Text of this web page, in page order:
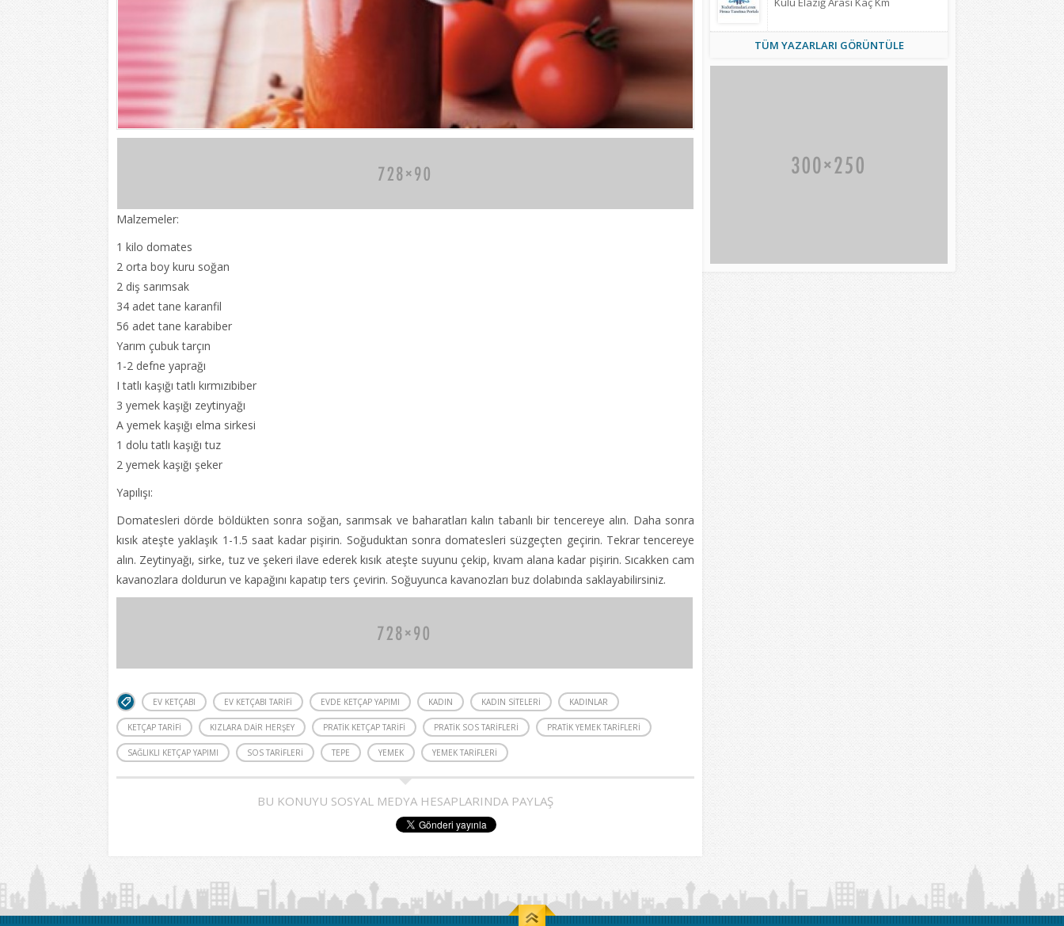
Malzemeler:
1 kilo domates
2 orta boy kuru soğan
2 diş sarımsak
34 adet tane karanfil
56 adet tane karabiber
Yarım çubuk tarçın
1-2 defne yaprağı
I tatlı kaşığı tatlı kırmızıbiber
3 yemek kaşığı zeytinyağı
A yemek kaşığı elma sirkesi
1 dolu tatlı kaşığı tuz
2 yemek kaşığı şeker
Yapılışı:
Domatesleri dörde böldükten sonra soğan, sarımsak ve baharatları kalın tabanlı bir tencereye alın. Daha sonra
kısık ateşte yaklaşık 1-1.5 saat kadar pişirin. Soğuduktan sonra domatesleri süzgeçten geçirin. Tekrar tencereye
alın. Zeytinyağı, sirke, tuz ve şekeri ilave ederek kısık ateşte suyunu çekip, kıvam alana kadar pişirin. Sıcakken cam
kavanozlara doldurun ve kapağını kapatıp ters çevirin. Soğuyunca kavanozları buz dolabında saklayabilirsiniz.
EV KETÇABI EV KETÇABI TARIFI EVDE KETÇAP YAPIMI KADIN KADIN SITELERI KADINLAR
KETÇAP TARIFI KIZLARA DAIR HERŞEY PRATIK KETÇAP TARIFI PRATIK SOS TARIFLERI PRATIK YEMEK TARIFLERI
SAĞLIKLI KETÇAP YAPIMI SOS TARIFLERI TEPE YEMEK YEMEK TARIFLERI
BU KONUYU SOSYAL MEDYA HESAPLARINDA PAYLAŞ
TÜM YAZARLARI GÖRÜNTÜLE